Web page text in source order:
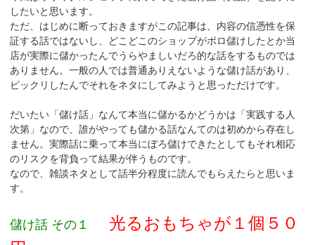
したいと思います。
ただ、はじめに断っておきますがこの記事は、内容の信憑性を保
証する話ではないし、どこどこのショップがボロ儲けしたとか当
店が実際に儲かったんでうらやましいだろ的な話をするものでは
ありません。一般の人では普通ありえないような儲け話があり、
ビックリしたんでそれをネタにしてみようと思っただけです。
だいたい「儲け話」なんて本当に儲かるかどうかは「実践する人
次第」なので、誰がやっても儲かる話なんてのは初めから存在し
ません。実際話に乗って本当にぼろ儲けできたとしてもそれ相応
のリスクを背負って結果が伴うものです。
なので、雑談ネタとして話半分程度に読んでもらえたらと思いま
す。
儲け話 その１
光るおもちゃが１個５０